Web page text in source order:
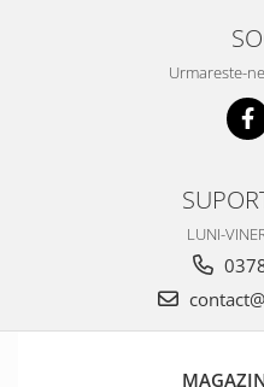
Urmareste-
LUNI-